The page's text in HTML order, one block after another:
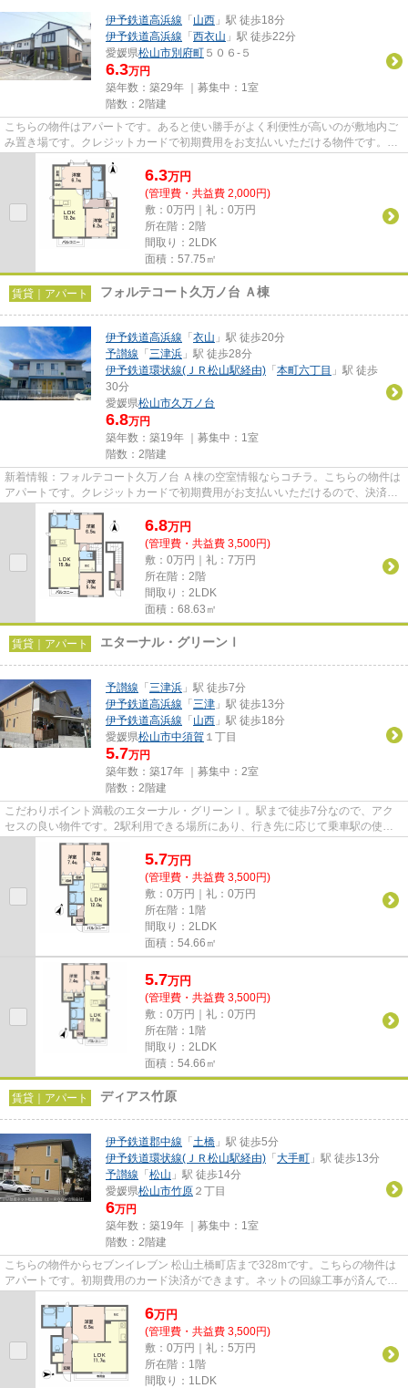
伊予鉄道高浜線 「 山西 」駅 徒歩18分
伊予鉄道高浜線 「 西衣山 」駅 徒歩22分
愛媛県松山市別府町 ５０６-５
6.3万円
築年数：築29年 ｜募集中： 1室
階数：2階建
こちらの物件はアパートです。あると使い勝手がよく利便性が高いのが敷地内ご
み置き場です。クレジットカードで初期費用をお支払いいただける物件です。ネ
ット回線が導入された物件で...
6.3万円
(管理費・共益費 2,000円)
敷：0万円｜礼：0万円
所在階：2階
間取り：2LDK
面積：57.75㎡
賃貸｜アパート フォルテコート久万ノ台 Ａ棟
伊予鉄道高浜線 「 衣山 」駅 徒歩20分
予讃線 「 三津浜 」駅 徒歩28分
伊予鉄道環状線(ＪＲ松山駅経由) 「 本町六丁目 」駅 徒歩
30分
愛媛県松山市久万ノ台
6.8万円
築年数：築19年 ｜募集中： 1室
階数：2階建
新着情報：フォルテコート久万ノ台 Ａ棟の空室情報ならコチラ。こちらの物件は
アパートです。クレジットカードで初期費用がお支払いいただけるので、決済の
手間が軽減できます。インタ...
6.8万円
(管理費・共益費 3,500円)
敷：0万円｜礼：7万円
所在階：2階
間取り：2LDK
面積：68.63㎡
賃貸｜アパート エターナル・グリーンⅠ
予讃線 「 三津浜 」駅 徒歩7分
伊予鉄道高浜線 「 三津 」駅 徒歩13分
伊予鉄道高浜線 「 山西 」駅 徒歩18分
愛媛県松山市中須賀 １丁目
5.7万円
築年数：築17年 ｜募集中： 2室
階数：2階建
こだわりポイント満載のエターナル・グリーンⅠ。駅まで徒歩7分なので、アク
セスの良い物件です。2駅利用できる場所にあり、行き先に応じて乗車駅の使い
分けができます。新たな回線工事...
5.7万円
(管理費・共益費 3,500円)
敷：0万円｜礼：0万円
所在階：1階
間取り：2LDK
面積：54.66㎡
5.7万円
(管理費・共益費 3,500円)
敷：0万円｜礼：0万円
所在階：1階
間取り：2LDK
面積：54.66㎡
賃貸｜アパート ディアス竹原
伊予鉄道郡中線 「 土橋 」駅 徒歩5分
伊予鉄道環状線(ＪＲ松山駅経由) 「 大手町 」駅 徒歩13分
予讃線 「 松山 」駅 徒歩14分
愛媛県松山市竹原 ２丁目
6万円
築年数：築19年 ｜募集中： 1室
階数：2階建
こちらの物件からセブンイレブン 松山土橋町店まで328mです。こちらの物件は
アパートです。初期費用のカード決済ができます。ネットの回線工事が済んでい
6万円
(管理費・共益費 3,500円)
敷：0万円｜礼：5万円
所在階：1階
間取り：1LDK